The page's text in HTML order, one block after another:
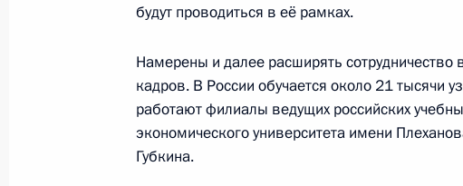
Встреча с военнослужащими Военно-
будут проводиться в её рамках.
Намерены и далее расширять сотрудничество
кадров. В России обучается около 21 тысячи
работают филиалы ведущих российских
экономического университета имени
Губкина.